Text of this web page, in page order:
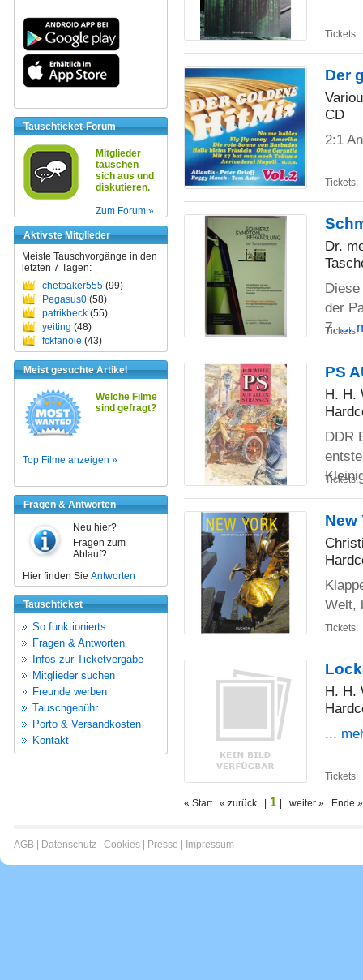
Tauschticket-Forum
Mitglieder
tauschen
sich aus und
diskutieren.
Zum Forum »
Aktivste Mitglieder
Meiste Tauschvorgänge in den
letzten 7 Tagen:
chetbaker555 (99)
Pegasus0 (58)
patrikbeck (55)
yeiting (48)
fckfanole (43)
Meist gesuchte Artikel
Welche Filme
sind gefragt?
Top Filme anzeigen »
Fragen & Antworten
Neu hier?
Fragen zum
Ablauf?
Hier finden Sie Antworten
Tauschticket
So funktionierts
Fragen & Antworten
Infos zur Ticketvergabe
Mitglieder suchen
Freunde werben
Tauschgebühr
Porto & Versandkosten
Kontakt
Tickets:
Der
CD
2:1
Tickets:
Dr.
der
7....
Tickets:
PS
H. H.
DDR
Tickets:
New
Welt,
Tickets:
H. H.
...
Tickets:
« Start « zurück | 1 | weiter » Ende »
AGB Datenschutz Cookies Presse Impressum